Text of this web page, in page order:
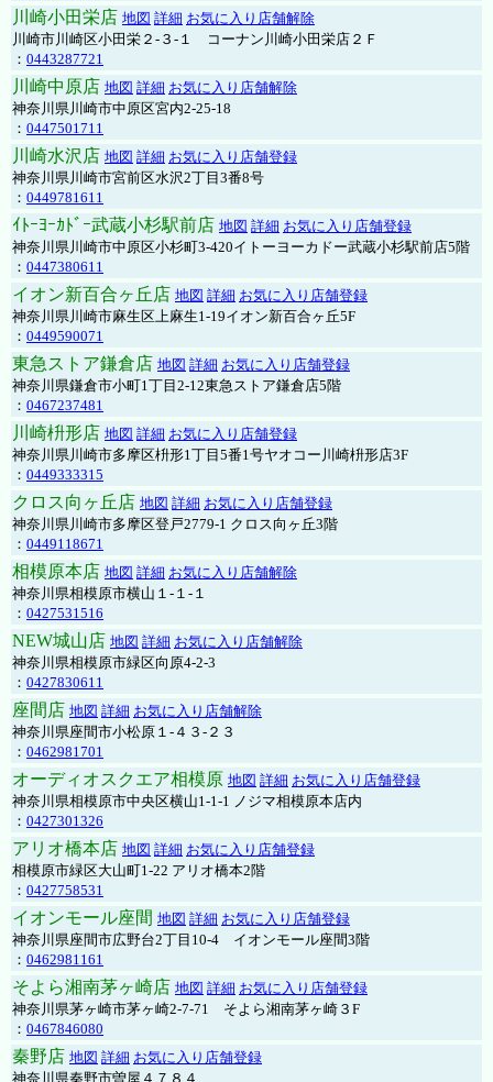
川崎小田栄店 地図 詳細 お気に入り店舗解除
川崎市川崎区小田栄２‐３‐１ コーナン川崎小田栄店２Ｆ
： 0443287721
川崎中原店 地図 詳細 お気に入り店舗解除
神奈川県川崎市中原区宮内2-25-18
： 0447501711
川崎水沢店 地図 詳細 お気に入り店舗登録
神奈川県川崎市宮前区水沢2丁目3番8号
： 0449781611
ｲﾄｰﾖｰｶﾄﾞｰ武蔵小杉駅前店 地図 詳細 お気に入り店舗登録
神奈川県川崎市中原区小杉町3-420イトーヨーカドー武蔵小杉駅前店5階
： 0447380611
イオン新百合ヶ丘店 地図 詳細 お気に入り店舗登録
神奈川県川崎市麻生区上麻生1-19イオン新百合ヶ丘5F
： 0449590071
東急ストア鎌倉店 地図 詳細 お気に入り店舗登録
神奈川県鎌倉市小町1丁目2-12東急ストア鎌倉店5階
： 0467237481
川崎枡形店 地図 詳細 お気に入り店舗登録
神奈川県川崎市多摩区枡形1丁目5番1号ヤオコー川崎枡形店3F
： 0449333315
クロス向ヶ丘店 地図 詳細 お気に入り店舗登録
神奈川県川崎市多摩区登戸2779-1 クロス向ヶ丘3階
： 0449118671
相模原本店 地図 詳細 お気に入り店舗解除
神奈川県相模原市横山１-１-１
： 0427531516
NEW城山店 地図 詳細 お気に入り店舗解除
神奈川県相模原市緑区向原4-2-3
： 0427830611
座間店 地図 詳細 お気に入り店舗解除
神奈川県座間市小松原１-４３-２３
： 0462981701
オーディオスクエア相模原 地図 詳細 お気に入り店舗登録
神奈川県相模原市中央区横山1-1-1 ノジマ相模原本店内
： 0427301326
アリオ橋本店 地図 詳細 お気に入り店舗登録
相模原市緑区大山町1-22 アリオ橋本2階
： 0427758531
イオンモール座間 地図 詳細 お気に入り店舗登録
神奈川県座間市広野台2丁目10-4 イオンモール座間3階
： 0462981161
そよら湘南茅ヶ崎店 地図 詳細 お気に入り店舗登録
神奈川県茅ヶ崎市茅ヶ崎2‐7‐71 そよら湘南茅ヶ崎３F
： 0467846080
秦野店 地図 詳細 お気に入り店舗登録
神奈川県秦野市曽屋４７８４